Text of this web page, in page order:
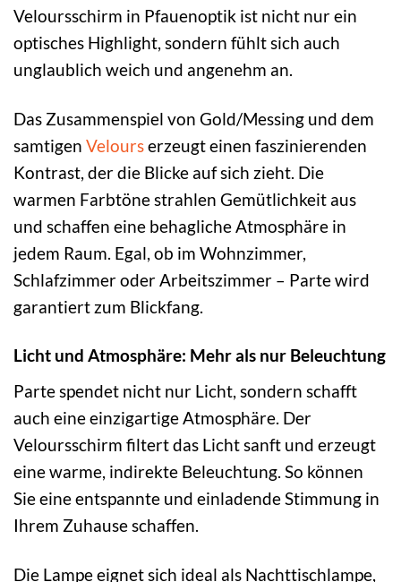
Veloursschirm in Pfauenoptik ist nicht nur ein
optisches Highlight, sondern fühlt sich auch
unglaublich weich und angenehm an.
Das Zusammenspiel von Gold/Messing und dem
samtigen Velourserzeugt einen faszinierenden
Kontrast, der die Blicke auf sich zieht. Die
warmen Farbtöne strahlen Gemütlichkeit aus
und schaffen eine behagliche Atmosphäre in
jedem Raum. Egal, ob im Wohnzimmer,
Schlafzimmer oder Arbeitszimmer – Parte wird
garantiert zum Blickfang.
Licht und Atmosphäre: Mehr als nur Beleuchtung
Parte spendet nicht nur Licht, sondern schafft
auch eine einzigartige Atmosphäre. Der
Veloursschirm filtert das Licht sanft und erzeugt
eine warme, indirekte Beleuchtung. So können
Sie eine entspannte und einladende Stimmung in
Ihrem Zuhause schaffen.
Die Lampe eignet sich ideal als Nachttischlampe,